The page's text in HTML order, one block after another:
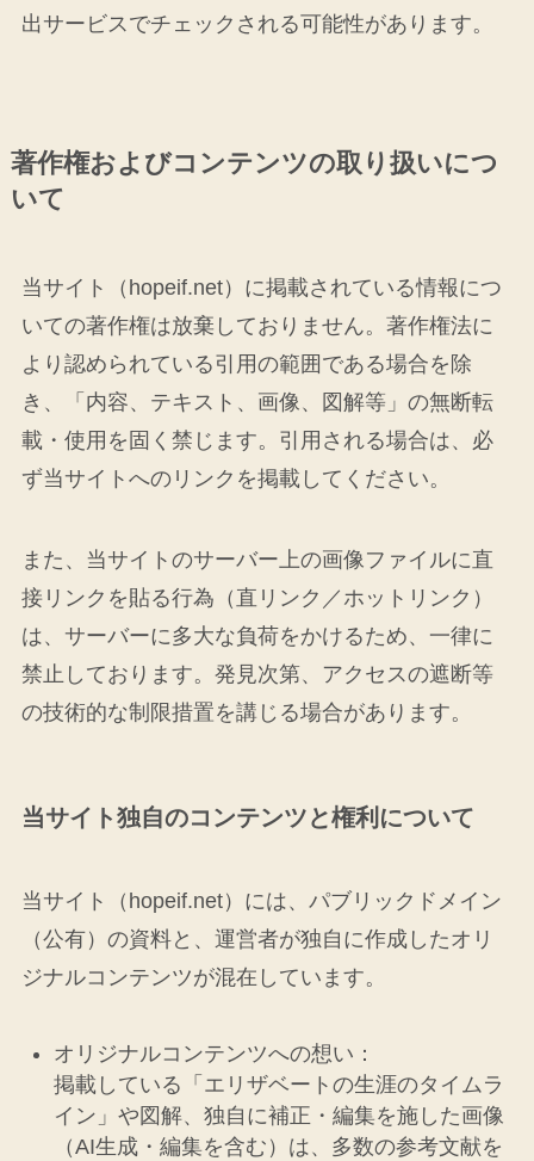
出サービスでチェックされる可能性があります。
著作権およびコンテンツの取り扱いにつ
いて
当サイト（hopeif.net）に掲載されている情報につ
いての著作権は放棄しておりません。著作権法に
より認められている引用の範囲である場合を除
き、「内容、テキスト、画像、図解等」の無断転
載・使用を固く禁じます。引用される場合は、必
ず当サイトへのリンクを掲載してください。
また、当サイトのサーバー上の画像ファイルに直
接リンクを貼る行為（直リンク／ホットリンク）
は、サーバーに多大な負荷をかけるため、一律に
禁止しております。発見次第、アクセスの遮断等
の技術的な制限措置を講じる場合があります。
当サイト独自のコンテンツと権利について
当サイト（hopeif.net）には、パブリックドメイン
（公有）の資料と、運営者が独自に作成したオリ
ジナルコンテンツが混在しています。
オリジナルコンテンツへの想い：
掲載している「エリザベートの生涯のタイムラ
イン」や図解、独自に補正・編集を施した画像
（AI生成・編集を含む）は、多数の参考文献を